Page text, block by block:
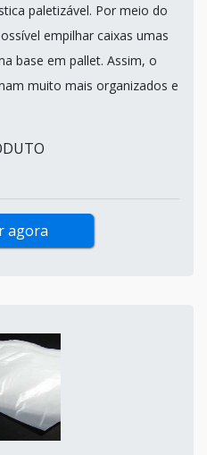
paletizável. Por meio do
empilhar caixas umas
base em pallet. Assim, o
muito mais organizados e
agora